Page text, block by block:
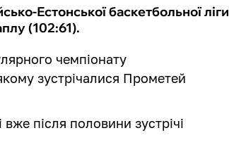
Естонської баскетбольної ліги
(102:61).
чемпіонату
зустрічалися Прометей
після половини зустрічі